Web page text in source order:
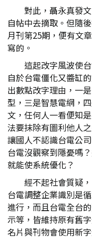
對此，聶永真發
自帖中去摘取。但隨
月刊第25期，便有文
寫的。
這起改字風波使
自於台電僵化又醬缸
出數點改字理由，一
型，三是智慧電網，
文，任何人一看便知
法要抹除有圖利他人
讓國人不認識台電公
台電沒觀察到隱憂嗎
就能使系統優化？
經不起社會質疑
台電調整企業識別是
進行，而且台電全台
示等，皆維持原有舊
名片與刊物會使用新字